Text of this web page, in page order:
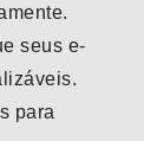
seus e-
para